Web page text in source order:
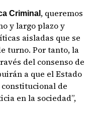
Criminal , queremos
y largo plazo y
aisladas que se
turno. Por tanto, la
del consenso de
a que el Estado
de
en la sociedad”,